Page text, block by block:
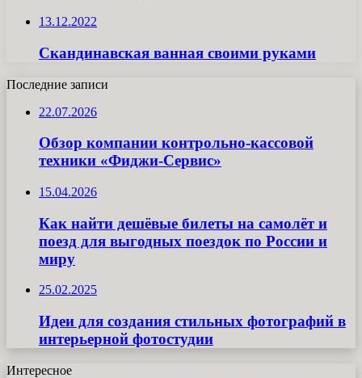
13.12.2022
Скандинавская ванная своими руками
Последние записи
22.07.2026
Обзор компании контрольно-кассовой
техники «Фиджи-Сервис»
15.04.2026
Как найти дешёвые билеты на самолёт и
поезд для выгодных поездок по России и
миру
25.02.2025
Идеи для создания стильных фотографий в
интерьерной фотостудии
Интересное